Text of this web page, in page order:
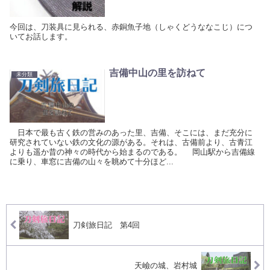
今回は、刀装具に見られる、赤銅魚子地（しゃくどうななこじ）につ
いてお話します。
未分類 吉備中山の里を訪ねて
日本で最も古く鉄の営みのあった里、吉備、そこには、まだ充分に
研究されていない鉄の文化の源がある。それは、古備前より、古青江
よりも遥か昔の神々の時代から始まるのである。 岡山駅から吉備線
に乗り、車窓に吉備の山々を眺めて十分ほど...
刀剣旅日記 第4回
天嶮の城、岩村城